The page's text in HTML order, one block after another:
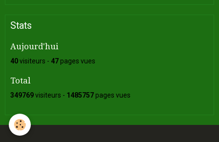
Stats
Aujourd'hui
40visiteurs - 47pages vues
Total
349769visiteurs - 1485757pages vues